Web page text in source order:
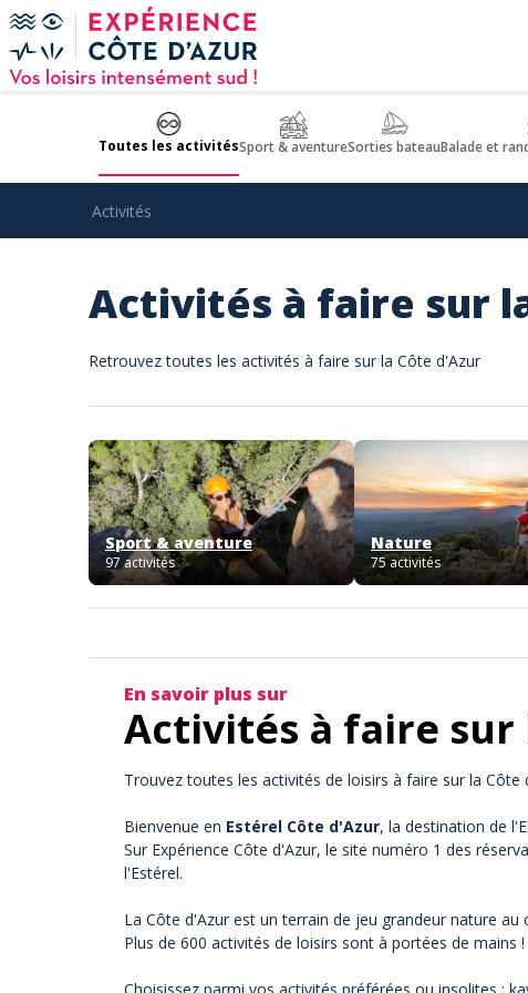
Panneau de gestion des cookies
Toutes les activitésSport & aventureSorties bateauBalade et
Activités
Activités à faire sur
Retrouvez toutes les activités à faire sur la Côte d'Azur
Sport & aventure
97 activités
Nature
75 activités
En savoir plus sur
Activités à faire sur
Trouvez toutes les activités de loisirs à faire sur la Côte
Bienvenue en Estérel Côte d'Azur, la destination de
Sur Expérience Côte d'Azur, le site numéro 1 des
l'Estérel.
La Côte d'Azur est un terrain de jeu grandeur nature
Plus de 600 activités de loisirs sont à portées de